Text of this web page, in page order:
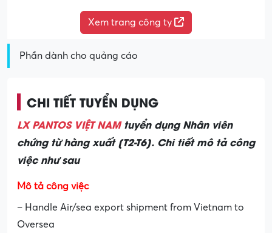
Xem trang công ty
Phần dành cho quảng cáo
CHI TIẾT TUYỂN DỤNG
LX PANTOS VIỆT NAMtuyển dụng Nhân viên
chứng từ hàng xuất [T2-T6]. Chi tiết mô tả công
việc như sau
Mô tả công việc
– Handle Air/sea export shipment from Vietnam to
Oversea